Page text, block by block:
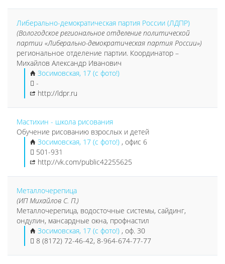
Либерально-демократическая партия России (ЛДПР)
(Вологодское региональное отделение политической
партии «Либерально-демократическая партия России»)
региональное отделение партии. Координатор –
Михайлов Александр Иванович
Зосимовская, 17 (с фото!)
-
http://ldpr.ru
Мастихин - школа рисования
Обучение рисованию взрослых и детей
Зосимовская, 17 (с фото!) , офис 6
501-931
http://vk.com/public42255625
Металлочерепица
(ИП Михайлов С. П.)
Металлочерепица, водосточные системы, сайдинг,
ондулин, мансардные окна, профнастил
Зосимовская, 17 (с фото!) , оф. 30
8 (8172) 72-46-42, 8-964-674-77-77